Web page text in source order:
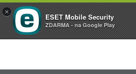
×
ESET Mobile Security
ZDARMA - na Google Play